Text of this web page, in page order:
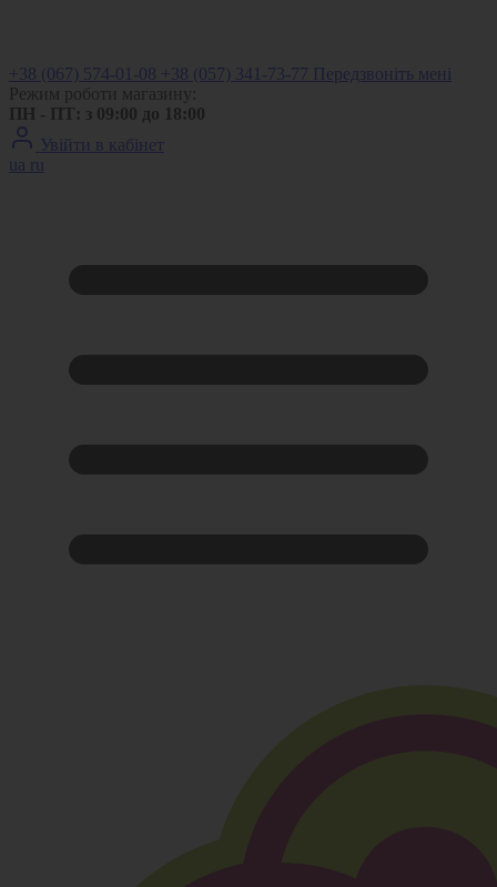
+38 (067) 574-01-08 +38 (057) 341-73-77 Передзвоніть мені
Режим роботи магазину:
ПН - ПТ: з 09:00 до 18:00
Увійти в кабінет
ua
ru